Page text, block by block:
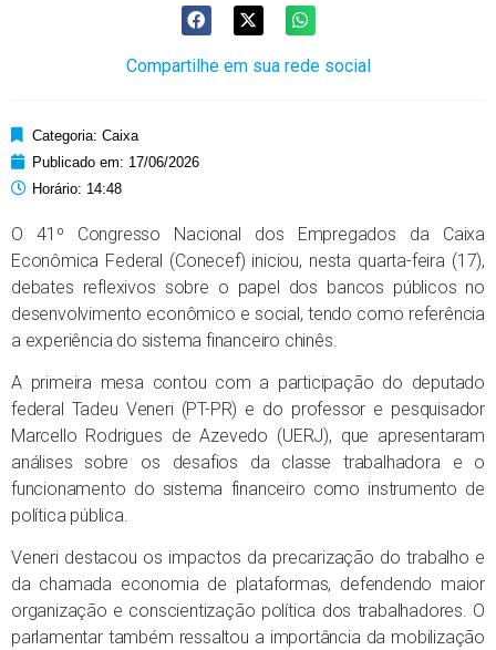
Compartilhe em sua rede social
Categoria: Caixa
Publicado em: 17/06/2026
Horário: 14:48
O 41º Congresso Nacional dos Empregados da Caixa
Econômica Federal (Conecef) iniciou, nesta quarta-feira (17),
debates reflexivos sobre o papel dos bancos públicos no
desenvolvimento econômico e social, tendo como referência
a experiência do sistema financeiro chinês.
A primeira mesa contou com a participação do deputado
federal Tadeu Veneri (PT-PR) e do professor e pesquisador
Marcello Rodrigues de Azevedo (UERJ), que apresentaram
análises sobre os desafios da classe trabalhadora e o
funcionamento do sistema financeiro como instrumento de
política pública.
Veneri destacou os impactos da precarização do trabalho e
da chamada economia de plataformas, defendendo maior
organização e conscientização política dos trabalhadores. O
parlamentar também ressaltou a importância da mobilização